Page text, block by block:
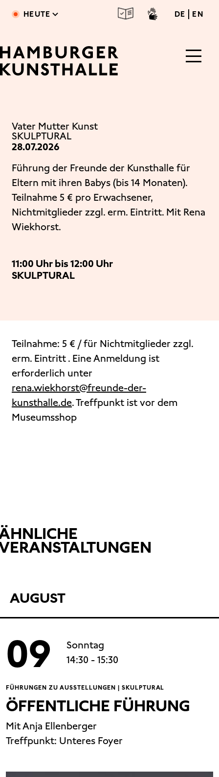
Direkt zum Inhalt
HEUTE DE deutsch
EN
Vater Mutter Kunst
SKULPTURAL
28.07.2026
Führung der Freunde der Kunsthalle für
Eltern mit ihren Babys (bis 14 Monaten).
Teilnahme 5 € pro Erwachsener,
Nichtmitglieder zzgl. erm. Eintritt. Mit Rena
Wiekhorst.
11:00 Uhr bis 12:00 Uhr
SKULPTURAL
Teilnahme: 5 € / für Nichtmitglieder zzgl.
erm. Eintritt . Eine Anmeldung ist
erforderlich unter
rena.wiekhorst@freunde-der-
kunsthalle.de. Treffpunkt ist vor dem
Museumsshop
AUGUST
09
Sonntag
14:30 - 15:30
FÜHRUNGEN ZU AUSSTELLUNGEN | SKULPTURAL
ÖFFENTLICHE FÜHRUNG
Mit Anja Ellenberger
Treffpunkt: Unteres Foyer